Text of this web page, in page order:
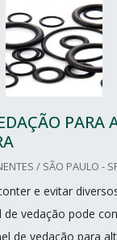
PARA
/ SÃO PAULO -
e evitar
vedação pode
de vedação para